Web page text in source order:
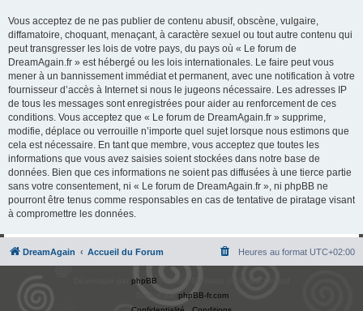
Vous acceptez de ne pas publier de contenu abusif, obscène, vulgaire,
diffamatoire, choquant, menaçant, à caractère sexuel ou tout autre contenu qui
peut transgresser les lois de votre pays, du pays où « Le forum de
DreamAgain.fr » est hébergé ou les lois internationales. Le faire peut vous
mener à un bannissement immédiat et permanent, avec une notification à votre
fournisseur d’accès à Internet si nous le jugeons nécessaire. Les adresses IP
de tous les messages sont enregistrées pour aider au renforcement de ces
conditions. Vous acceptez que « Le forum de DreamAgain.fr » supprime,
modifie, déplace ou verrouille n’importe quel sujet lorsque nous estimons que
cela est nécessaire. En tant que membre, vous acceptez que toutes les
informations que vous avez saisies soient stockées dans notre base de
données. Bien que ces informations ne soient pas diffusées à une tierce partie
sans votre consentement, ni « Le forum de DreamAgain.fr », ni phpBB ne
pourront être tenus comme responsables en cas de tentative de piratage visant
à compromettre les données.
DreamAgain Accueil du Forum Heures au format UTC+02:00
phpBB
phpBB-fr.com